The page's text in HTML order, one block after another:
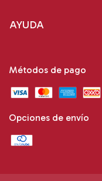
AYUDA
Métodos de pago
Opciones de envío